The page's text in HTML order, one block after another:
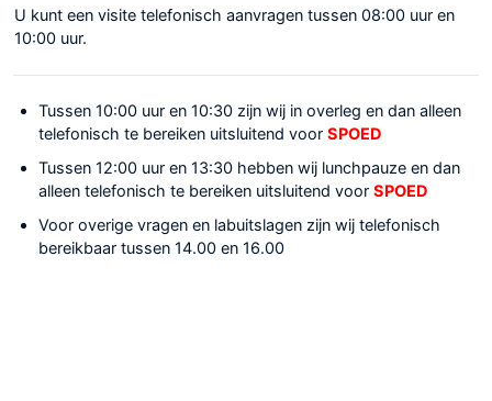
U kunt een visite telefonisch aanvragen tussen 08:00 uur en
10:00 uur.
Tussen 10:00 uur en 10:30 zijn wij in overleg en dan alleen
telefonisch te bereiken uitsluitend voor SPOED
Tussen 12:00 uur en 13:30 hebben wij lunchpauze en dan
alleen telefonisch te bereiken uitsluitend voor SPOED
Voor overige vragen en labuitslagen zijn wij telefonisch
bereikbaar tussen 14.00 en 16.00